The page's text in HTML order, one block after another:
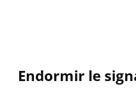
Endormir le